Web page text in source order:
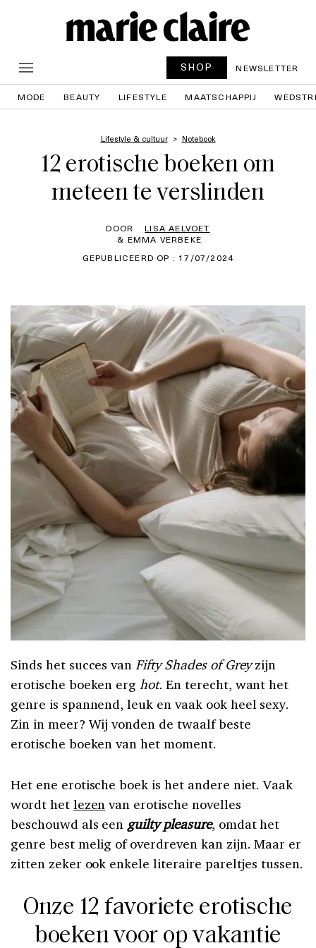
SHOP NEWSLETTER
MODE BEAUTY LIFESTYLE MAATSCHAPPIJ
Lifestyle & cultuur Notebook
12 erotische boeken om
meteen te verslinden
DOOR
LISA AELVOET
& EMMA VERBEKE
GEPUBLICEERD OP : 17/07/2024
Sinds het succes vanFifty Shades of Greyzijn
erotische boeken erghot.En terecht, want het
genre is spannend, leuk en vaak ook heel sexy.
Zin in meer? Wij vonden de twaalf beste
erotische boeken van het moment.
Het ene erotische boek is het andere niet. Vaak
wordt het lezen van erotische novelles
beschouwd als een guilty pleasure, omdat het
genre best melig of overdreven kan zijn. Maar er
zitten zeker ook enkele literaire pareltjes tussen.
Onze 12 favoriete erotische
boeken voor op vakantie